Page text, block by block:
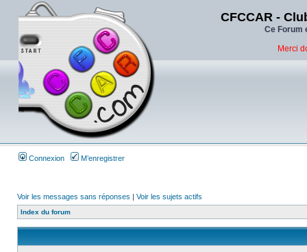
CFCCAR -
Ce Forum
Merci
Connexion M’enregistrer
Voir les messages sans réponses | Voir les sujets actifs
Index du forum